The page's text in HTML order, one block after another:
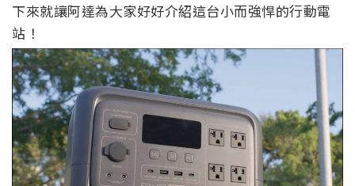
下來就讓阿達為大家好好介紹這台小而強悍的行動電
站！